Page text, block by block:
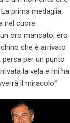
prima medaglia,
nel cuore
oro mancato, ero
che è arrivato
per un punto
la vela e mi ha
il miracolo.”